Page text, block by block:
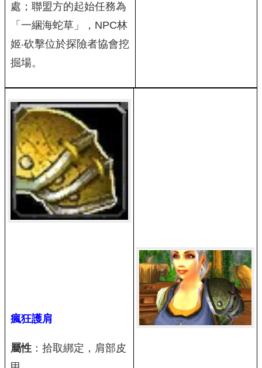
處；聯盟方的起始任務為
「一綑海蛇草」，NPC林
姬‧砍擊位於探險者協會挖
掘場。
瘋狂護肩
屬性：拾取綁定，肩部皮